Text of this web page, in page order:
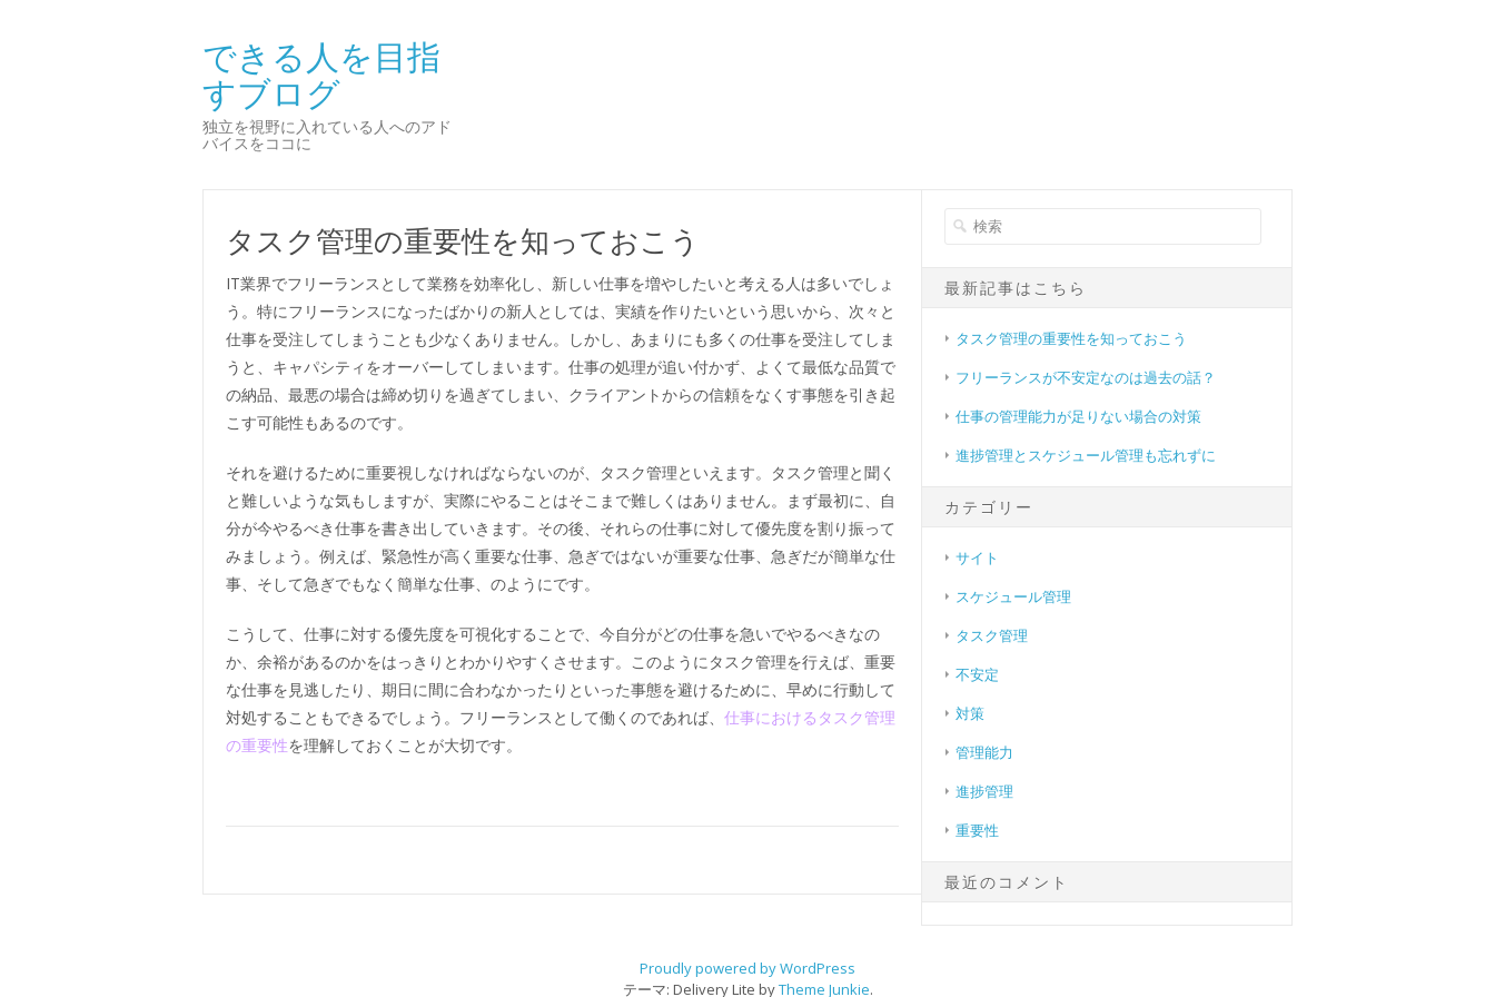
できる人を目指
すブログ
独立を視野に入れている人へのアド
バイスをココに
タスク管理の重要性を知っておこう
IT業界でフリーランスとして業務を効率化し、新しい仕事を増やしたいと考える人は多いでしょ
う。特にフリーランスになったばかりの新人としては、実績を作りたいという思いから、次々と
仕事を受注してしまうことも少なくありません。しかし、あまりにも多くの仕事を受注してしま
うと、キャパシティをオーバーしてしまいます。仕事の処理が追い付かず、よくて最低な品質で
の納品、最悪の場合は締め切りを過ぎてしまい、クライアントからの信頼をなくす事態を引き起
こす可能性もあるのです。
それを避けるために重要視しなければならないのが、タスク管理といえます。タスク管理と聞く
と難しいような気もしますが、実際にやることはそこまで難しくはありません。まず最初に、自
分が今やるべき仕事を書き出していきます。その後、それらの仕事に対して優先度を割り振って
みましょう。例えば、緊急性が高く重要な仕事、急ぎではないが重要な仕事、急ぎだが簡単な仕
事、そして急ぎでもなく簡単な仕事、のようにです。
こうして、仕事に対する優先度を可視化することで、今自分がどの仕事を急いでやるべきなの
か、余裕があるのかをはっきりとわかりやすくさせます。このようにタスク管理を行えば、重要
な仕事を見逃したり、期日に間に合わなかったりといった事態を避けるために、早めに行動して
対処することもできるでしょう。フリーランスとして働くのであれば、 仕事におけるタスク管理
の重要性を理解しておくことが大切です。
最新記事はこちら
タスク管理の重要性を知っておこう
フリーランスが不安定なのは過去の話？
仕事の管理能力が足りない場合の対策
進捗管理とスケジュール管理も忘れずに
カテゴリー
サイト
スケジュール管理
タスク管理
不安定
対策
管理能力
進捗管理
重要性
最近のコメント
Proudly powered by WordPress
テーマ: Delivery Lite byTheme Junkie.